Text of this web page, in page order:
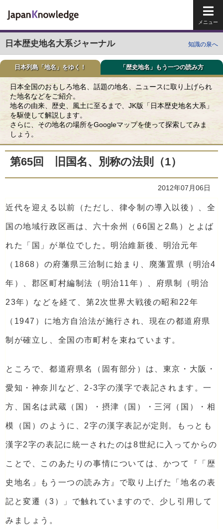
日本歴史地名大系ジャーナル 知識の泉へ
日本列島「地名」をゆく！ 「歴史地名」もう一つの読み方
日本全国のおもしろ地名、話題の地名、ニュースに取り上げられ
た地名などをご紹介。
地名の由来、歴史、風土に至るまで、JK版「日本歴史地名大系」
を駆使して解説します。
さらに、その地名の場所をGoogleマップを使って探索してみま
しょう。
第65回 旧国名、別称の法則（1）
2012年07月06日
近代を迎える以前（ただし、律令制の導入以後）、全
国の地域行政区画は、六十余州（66国と2島）とよば
れた「国」が単位でした。明治維新後、明治元年
（1868）の府藩県三治制に始まり、廃藩置県（明治4
年）、郡区町村編制法（明治11年）、府県制（明治
23年）などを経て、第2次世界大戦後の昭和22年
（1947）に地方自治法が施行され、現在の都道府県
制が確立し、全国の市町村を束ねています。
ところで、都道府県名（固有部分）は、東京・大阪・
愛知・神奈川など、2-3字の漢字で表記されます。一
方、国名は武蔵（国）・摂津（国）・三河（国）・相
模（国）のように、2字の漢字表記が定則。もっとも
漢字2字の表記に統一されたのは8世紀に入ってからの
ことで、このあたりの事情については、かつて『「歴
史地名」もう一つの読み方』で取り上げた「地名の表
記と変遷（3）」で触れていますので、少し引用して
みましょう。